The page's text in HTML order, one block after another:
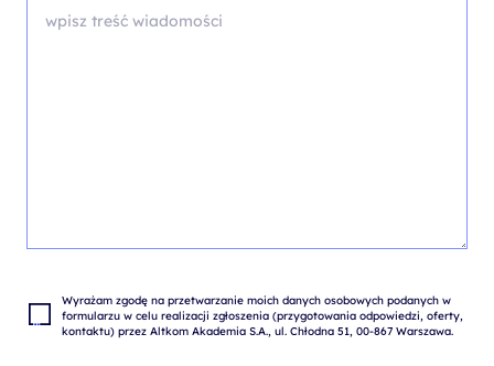
Wyrażam zgodę na przetwarzanie moich danych osobowych podanych w
formularzu w celu realizacji zgłoszenia (przygotowania odpowiedzi, oferty,